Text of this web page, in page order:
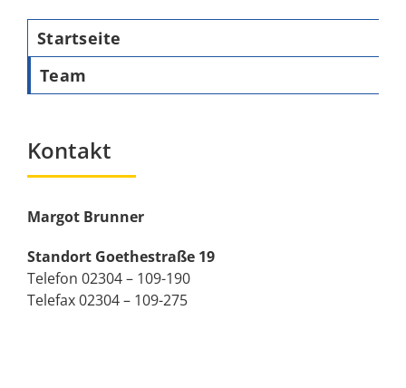
Startseite
Team
Kontakt
Margot Brunner
Standort Goethestraße 19
Telefon 02304 – 109-190
Telefax 02304 – 109-275